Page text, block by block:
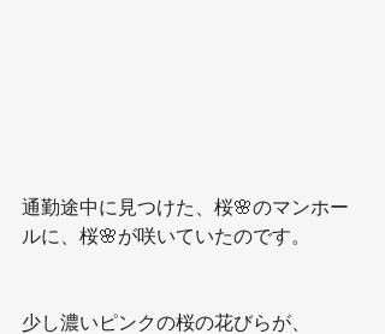
通勤途中に見つけた、桜🌸のマンホー
ルに、桜🌸が咲いていたのです。
少し濃いピンクの桜の花びらが、